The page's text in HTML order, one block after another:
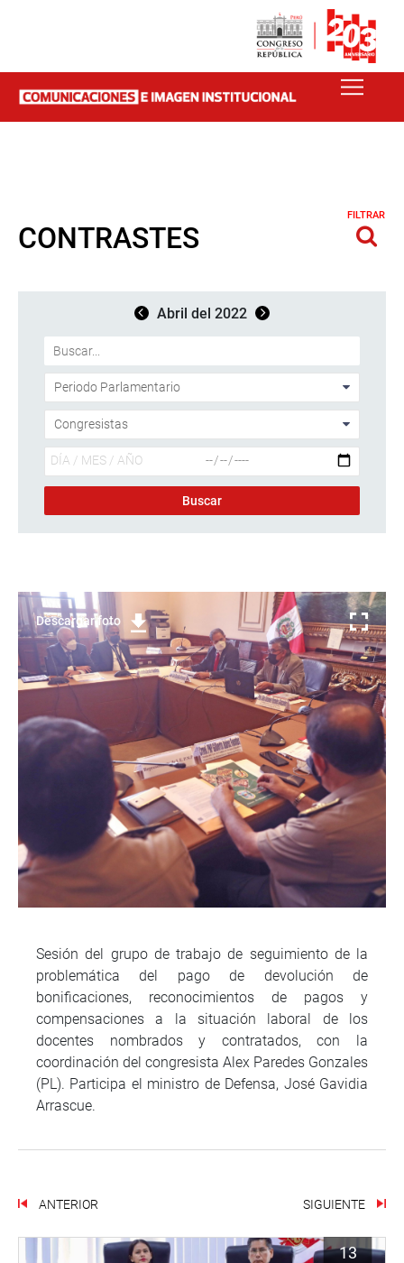
CONTRASTES
FILTRAR
Abril del 2022
Descargar foto
Sesión del grupo de trabajo de seguimiento de la
problemática del pago de devolución de
bonificaciones, reconocimientos de pagos y
compensaciones a la situación laboral de los
docentes nombrados y contratados, con la
coordinación del congresista Alex Paredes Gonzales
(PL). Participa el ministro de Defensa, José Gavidia
Arrascue.
ANTERIOR SIGUIENTE
13